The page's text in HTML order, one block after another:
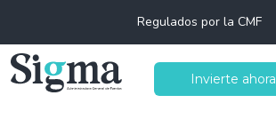
Regulados por la CMF
Invierte ahora